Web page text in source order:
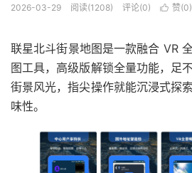
2026-03-29 阅读(1208) 评论(0)  赞(0)
联星北斗街景地图是一款融合 VR
图工具，高级版解锁全量功能，足
街景风光，指尖操作就能沉浸式探
味性。